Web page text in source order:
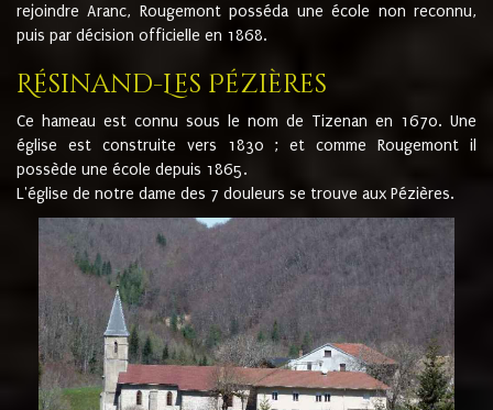
rejoindre Aranc, Rougemont posséda une école non reconnu,
puis par décision officielle en 1868.
Résinand-Les Pézières
Ce hameau est connu sous le nom de Tizenan en 1670. Une
église est construite vers 1830 ; et comme Rougemont il
possède une école depuis 1865.
L'église de notre dame des 7 douleurs se trouve aux Pézières.